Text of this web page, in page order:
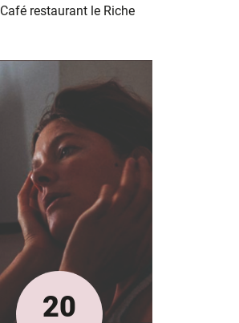
Café restaurant le Riche
20